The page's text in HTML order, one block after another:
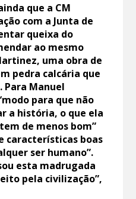
que a CM
com a Junta de
queixa do
ao mesmo
uma obra de
pedra calcária que
Manuel
para que não
a história, o que ela
de menos bom”
características boas
ser humano”.
esta madrugada
pela civilização”,